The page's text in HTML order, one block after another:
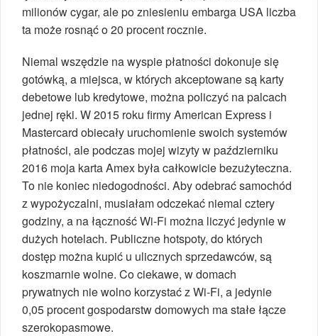
milionów cygar, ale po zniesieniu embarga USA liczba
ta może rosnąć o 20 procent rocznie.
Niemal wszędzie na wyspie płatności dokonuje się
gotówką, a miejsca, w których akceptowane są karty
debetowe lub kredytowe, można policzyć na palcach
jednej ręki. W 2015 roku firmy American Express i
Mastercard obiecały uruchomienie swoich systemów
płatności, ale podczas mojej wizyty w październiku
2016 moja karta Amex była całkowicie bezużyteczna.
To nie koniec niedogodności. Aby odebrać samochód
z wypożyczalni, musiałam odczekać niemal cztery
godziny, a na łączność Wi-Fi można liczyć jedynie w
dużych hotelach. Publiczne hotspoty, do których
dostęp można kupić u ulicznych sprzedawców, są
koszmarnie wolne. Co ciekawe, w domach
prywatnych nie wolno korzystać z Wi-Fi, a jedynie
0,05 procent gospodarstw domowych ma stałe łącze
szerokopasmowe.